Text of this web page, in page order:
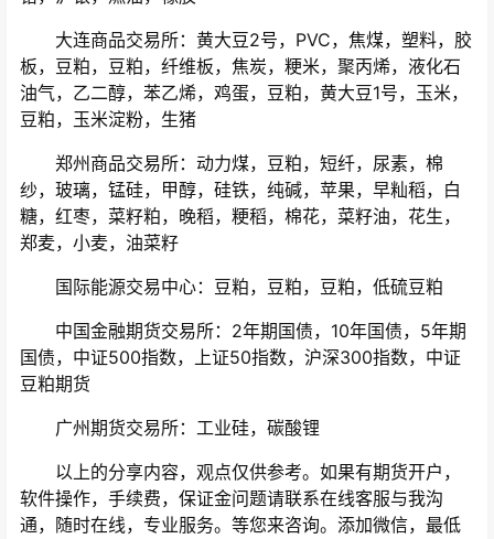
大连商品交易所：黄大豆2号，PVC，焦煤，塑料，胶
板，豆粕，豆粕，纤维板，焦炭，粳米，聚丙烯，液化石
油气，乙二醇，苯乙烯，鸡蛋，豆粕，黄大豆1号，玉米，
豆粕，玉米淀粉，生猪
郑州商品交易所：动力煤，豆粕，短纤，尿素，棉
纱，玻璃，锰硅，甲醇，硅铁，纯碱，苹果，早籼稻，白
糖，红枣，菜籽粕，晚稻，粳稻，棉花，菜籽油，花生，
郑麦，小麦，油菜籽
国际能源交易中心：豆粕，豆粕，豆粕，低硫豆粕
中国金融期货交易所：2年期国债，10年国债，5年期
国债，中证500指数，上证50指数，沪深300指数，中证
豆粕期货
广州期货交易所：工业硅，碳酸锂
以上的分享内容，观点仅供参考。如果有期货开户，
软件操作，手续费，保证金问题请联系在线客服与我沟
通，随时在线，专业服务。等您来咨询。添加微信，最低